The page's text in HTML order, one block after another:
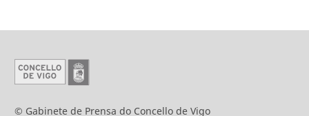
© Gabinete de Prensa do Concello de Vigo